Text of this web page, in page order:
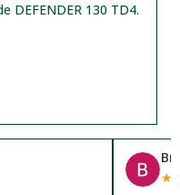
DEFENDER 130 TD4.
★